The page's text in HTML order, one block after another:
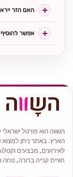
האם הזר
אפשר
השווה הוא פורטל
הארץ. באתר ניתן למצוא
לאירועים, מבצעים
חוויית קנייה ברורה,